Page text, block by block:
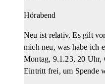
Hörabend
Neu ist relativ. Es gilt
mich neu, was habe ich
Montag, 9.1.23, 20 Uhr,
Eintritt frei, um Spende